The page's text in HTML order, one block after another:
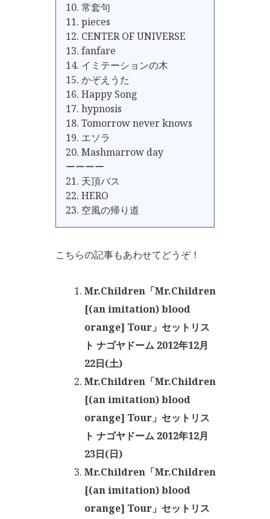
10. 常套句
11. pieces
12. CENTER OF UNIVERSE
13. fanfare
14. イミテーションの木
15. かぞえうた
16. Happy Song
17. hypnosis
18. Tomorrow never knows
19. エソラ
20. Mashmarrow day
ーーーー
21. 天頂バス
22. HERO
23. 空風の帰り道
こちらの記事もあわせてどうぞ！
Mr.Children「Mr.Children
[(an imitation) blood
orange] Tour」セットリス
ト ナゴヤドーム 2012年12月
22日(土)
Mr.Children「Mr.Children
[(an imitation) blood
orange] Tour」セットリス
ト ナゴヤドーム 2012年12月
23日(日)
Mr.Children「Mr.Children
[(an imitation) blood
orange] Tour」セットリス